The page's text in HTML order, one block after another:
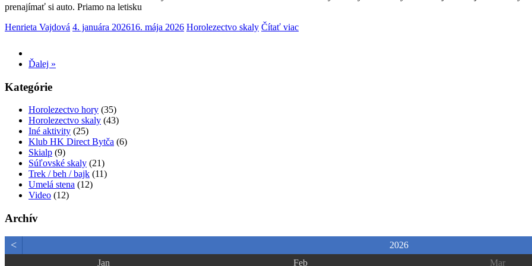
prenajímať si auto. Priamo na letisku
Henrieta Vajdová 4. januára 202616. mája 2026 Horolezectvo skaly Čítať viac
Ďalej »
Kategórie
Horolezectvo hory (35)
Horolezectvo skaly (43)
Iné aktivity (25)
Klub HK Direct Bytča (6)
Skialp (9)
Súľovské skaly (21)
Trek / beh / bajk (11)
Umelá stena (12)
Video (12)
Archív
< 2026
Jan
Feb
Mar